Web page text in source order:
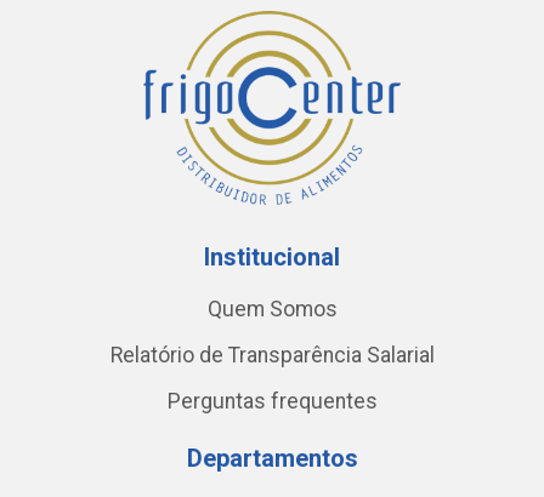
Institucional
Quem Somos
Relatório de Transparência Salarial
Perguntas frequentes
Departamentos